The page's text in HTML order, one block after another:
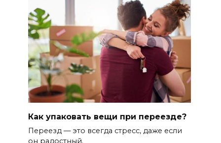
Как упаковать вещи при переезде?
Переезд — это всегда стресс, даже если
он радостный.